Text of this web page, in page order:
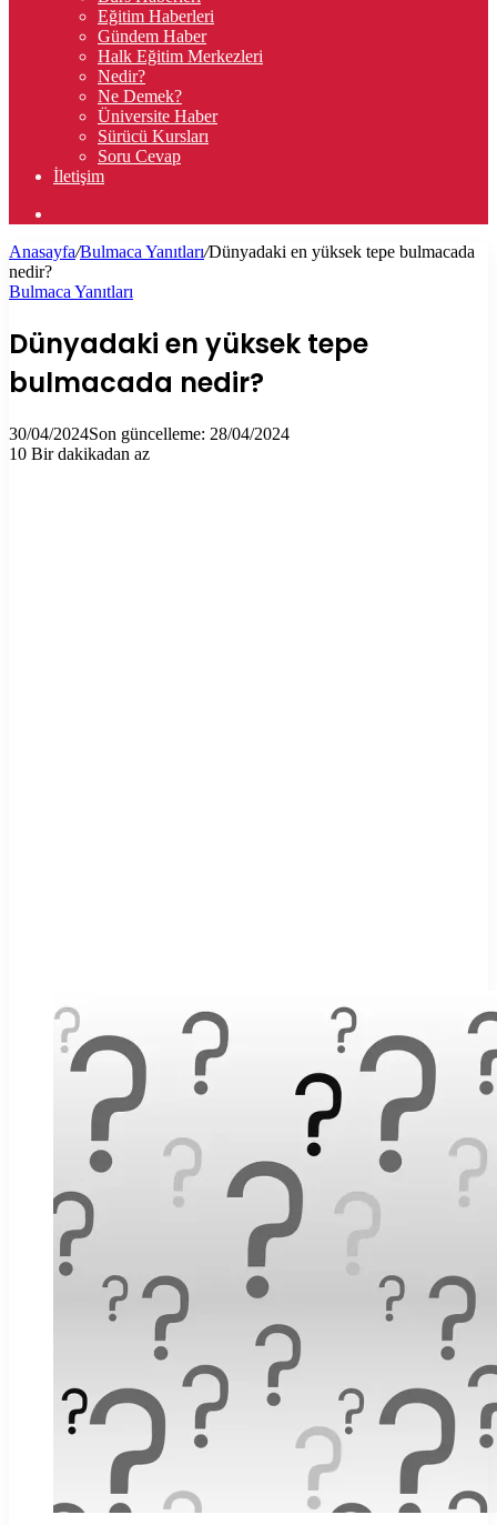
Eğitim Haberleri
Gündem Haber
Halk Eğitim Merkezleri
Nedir?
Ne Demek?
Üniversite Haber
Sürücü Kursları
Soru Cevap
İletişim
...
Anasayfa/Bulmaca Yanıtları/Dünyadaki en yüksek tepe bulmacada
nedir?
Bulmaca Yanıtları
Dünyadaki en yüksek tepe
bulmacada nedir?
30/04/2024Son güncelleme: 28/04/2024
10 Bir dakikadan az